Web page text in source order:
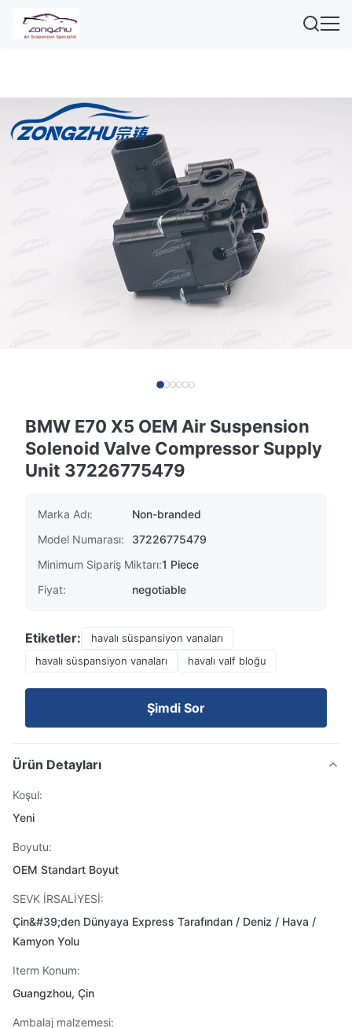
BMW E70 X5 OEM Air Suspension
Solenoid Valve Compressor Supply
Unit 37226775479
Marka Adı:
Non-branded
Model Numarası:
37226775479
Minimum Sipariş Miktarı:1 Piece
Fiyat:
negotiable
Etiketler:
havalı süspansiyon vanaları
havalı süspansiyon vanaları
havalı valf bloğu
Şimdi Sor
Ürün Detayları
Koşul:
Yeni
Boyutu:
OEM Standart Boyut
SEVK İRSALİYESİ:
Çin&#39;den Dünyaya Express Tarafından / Deniz / Hava /
Kamyon Yolu
Iterm Konum:
Guangzhou, Çin
Ambalaj malzemesi: